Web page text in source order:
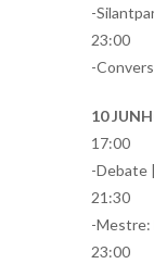
-
23:00
-
10
17:00
-Debate
21:30
-Mestre:
23:00